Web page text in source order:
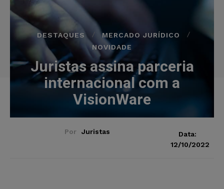
DESTAQUES
MERCADO JURÍDICO
NOVIDADE
Juristas assina parceria
internacional com a
VisionWare
Por Juristas
Data:
12/10/2022